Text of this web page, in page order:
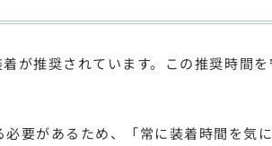
が推奨されています。この推奨時間
要があるため、「常に装着時間を気